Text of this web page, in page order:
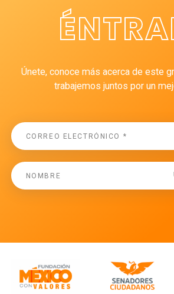
Únete, conoce más acerca de este
trabajemos juntos por un